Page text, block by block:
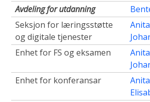
Avdeling for utdanning
Seksjon for læringsstøtte
og digitale tjenester
Enhet for FS og eksamen
Enhet for konferansar